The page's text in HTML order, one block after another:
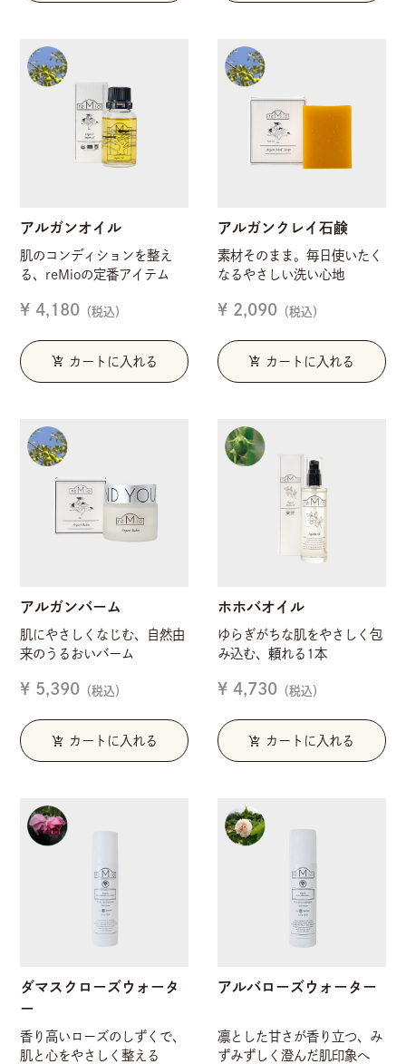
アルガンオイル
肌のコンディションを整え
る、reMioの定番アイテム
¥ 4,180 （税込）
add_shopping_cart カートに入れる
アルガンクレイ石鹸
素材そのまま。毎日使いたく
なるやさしい洗い心地
¥ 2,090 （税込）
add_shopping_cart カートに入れる
アルガンバーム
肌にやさしくなじむ、自然由
来のうるおいバーム
¥ 5,390 （税込）
add_shopping_cart カートに入れる
ホホバオイル
ゆらぎがちな肌をやさしく包
み込む、頼れる1本
¥ 4,730 （税込）
add_shopping_cart カートに入れる
ダマスクローズウォータ
ー
香り高いローズのしずくで、
肌と心をやさしく整える
アルバローズウォーター
凛とした甘さが香り立つ、み
ずみずしく澄んだ肌印象へ